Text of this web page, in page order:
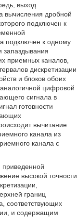
выход
вычисления дробной
подключен к
подключен к одному
запаздывания
приемных каналов,
дискретизации
и блоков обоих
цифровой
сигнала в
готовности
вычитание
канала из
канала с
приведенной
высокой точности
границ
соответствующих
и содержащим